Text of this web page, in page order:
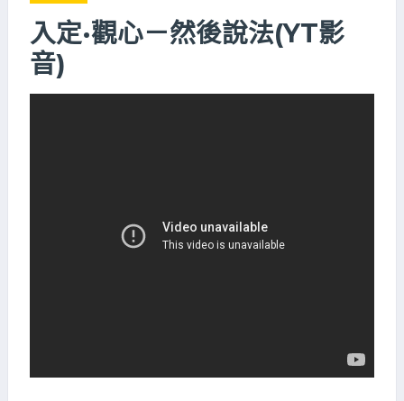
入定·觀心－然後說法(YT影
音)